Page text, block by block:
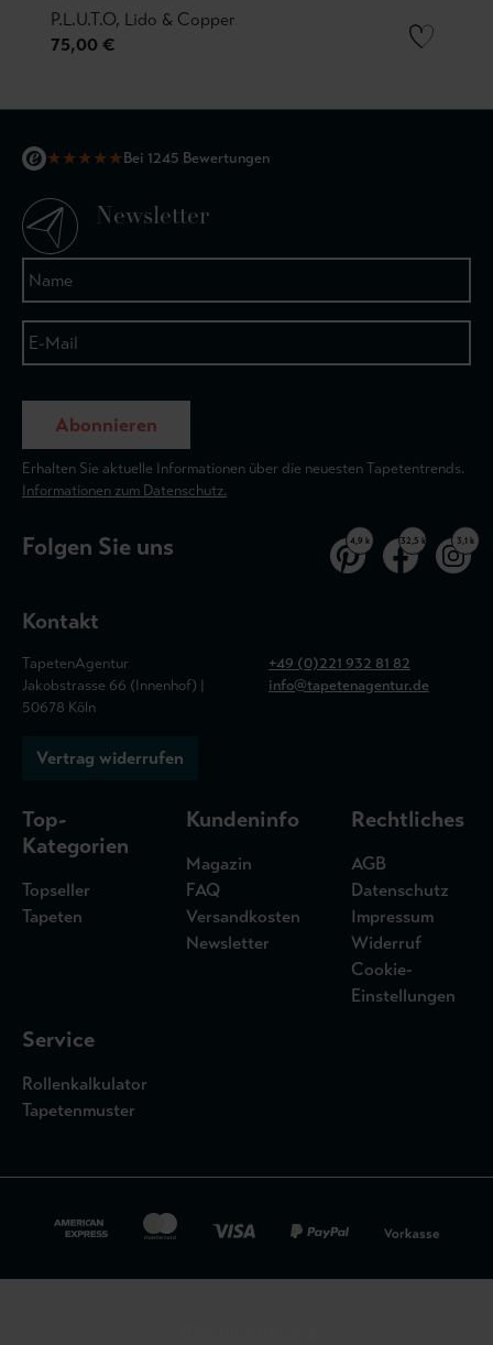
P.L.U.T.O, Lido & Copper
75,00 €
★★★★★Bei 1245 Bewertungen
Newsletter
Abonnieren
Erhalten Sie aktuelle Informationen über die neuesten Tapetentrends.
Informationen zum Datenschutz.
Folgen Sie uns 4,9 k 32,5 k 3,1 k
Kontakt
TapetenAgentur
Jakobstrasse 66 (Innenhof) |
50678 Köln
+49 (0)221 932 81 82
info@tapetenagentur.de
Vertrag widerrufen
Top-
Kategorien
Topseller
Tapeten
Kundeninfo
Magazin
FAQ
Versandkosten
Newsletter
Rechtliches
AGB
Datenschutz
Impressum
Widerruf
Cookie-
Einstellungen
Service
Rollenkalkulator
Tapetenmuster